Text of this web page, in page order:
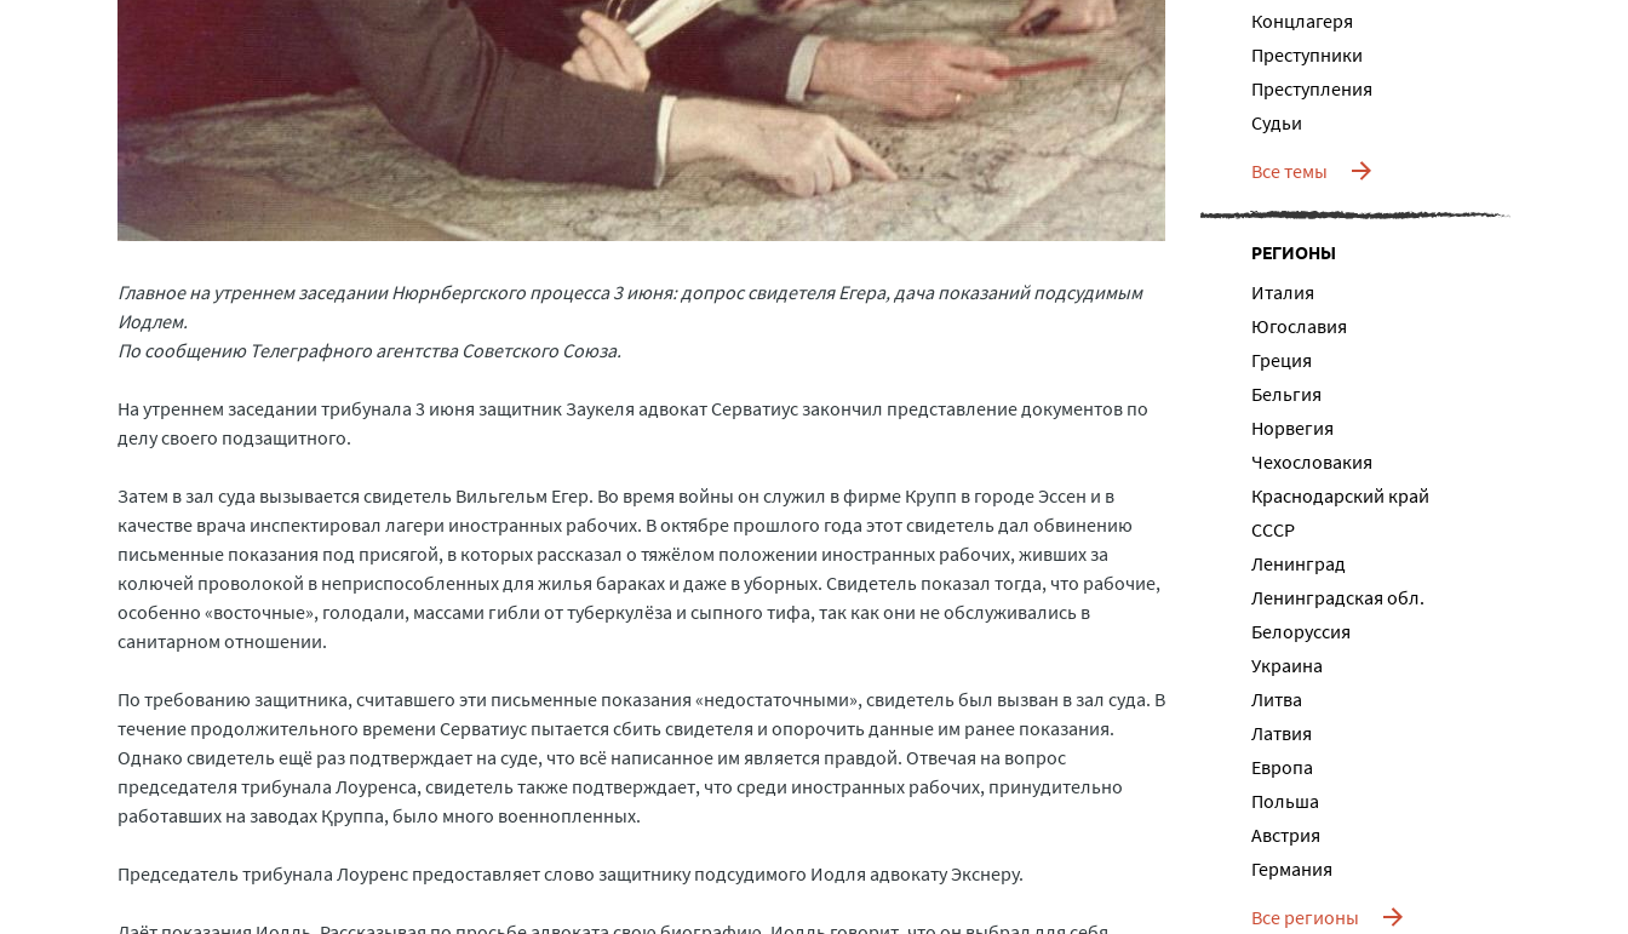
Главное на утреннем заседании Нюрнбергского процесса 3 июня: допрос свидетеля Егера, дача показаний подсудимым
Иодлем.
По сообщению Телеграфного агентства Советского Союза.
На утреннем заседании трибунала 3 июня защитник Заукеля адвокат Серватиус закончил представление документов по
делу своего подзащитного.
Затем в зал суда вызывается свидетель Вильгельм Егер. Во время войны он служил в фирме Крупп в городе Эссен и в
качестве врача инспектировал лагери иностранных рабочих. В октябре прошлого года этот свидетель дал обвинению
письменные показания под присягой, в которых рассказал о тяжёлом положении иностранных рабочих, живших за
колючей проволокой в неприспособленных для жилья бараках и даже в уборных. Свидетель показал тогда, что рабочие,
особенно «восточные», голодали, массами гибли от туберкулёза и сыпного тифа, так как они не обслуживались в
санитарном отношении.
По требованию защитника, считавшего эти письменные показания «недостаточными», свидетель был вызван в зал суда. В
течение продолжительного времени Серватиус пытается сбить свидетеля и опорочить данные им ранее показания.
Однако свидетель ещё раз подтверждает на суде, что всё написанное им является правдой. Отвечая на вопрос
председателя трибунала Лоуренса, свидетель также подтверждает, что среди иностранных рабочих, принудительно
работавших на заводах Қруппа, было много военнопленных.
Председатель трибунала Лоуренс предоставляет слово защитнику подсудимого Иодля адвокату Экснеру.
Концлагеря
Преступники
Преступления
Судьи
Все темы
РЕГИОНЫ
Италия
Югославия
Греция
Бельгия
Норвегия
Чехословакия
Краснодарский край
СССР
Ленинград
Ленинградская обл.
Белоруссия
Украина
Литва
Латвия
Европа
Польша
Австрия
Германия
Все регионы